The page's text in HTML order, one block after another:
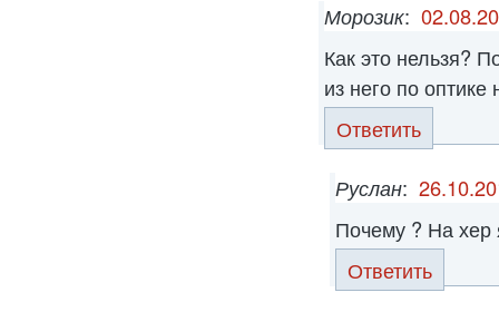
Морозик:
Как это нельзя?
из него по оптике
Ответить
Руслан:
Почему ? На хер
Ответить